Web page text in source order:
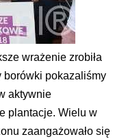
wrażenie zrobiła
borówki pokazaliśmy
aktywnie
plantacje. Wielu w
zaangażowało się